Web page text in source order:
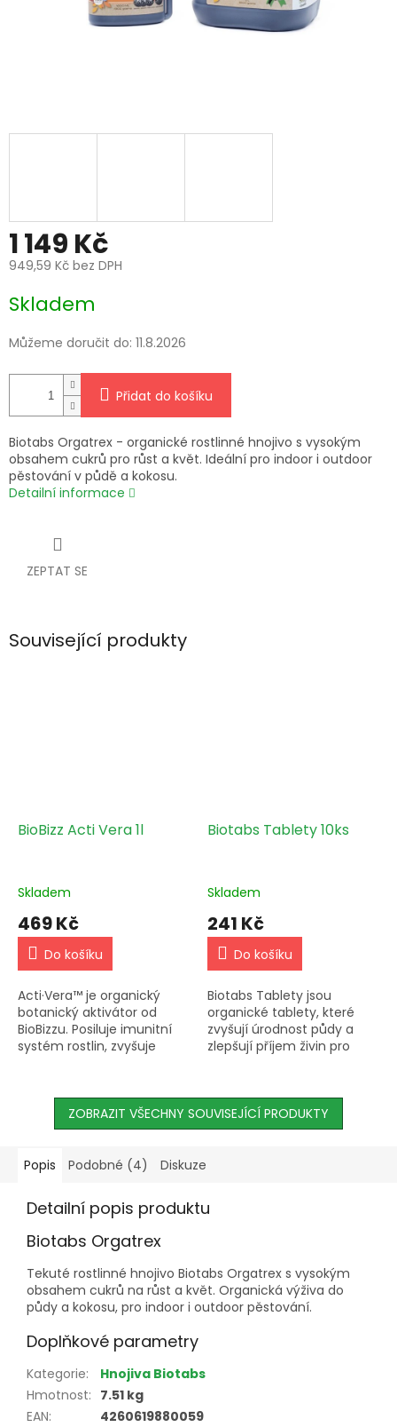
1 149 Kč
949,59 Kč bez DPH
cena:
Skladem
Můžeme doručit do: 11.8.2026
Přidat do košíku
Biotabs Orgatrex - organické rostlinné hnojivo s vysokým
obsahem cukrů pro růst a květ. Ideální pro indoor i outdoor
pěstování v půdě a kokosu.
Detailní informace
ZEPTAT SE
Související produkty
BioBizz Acti Vera 1l
Skladem
469 Kč
Do košíku
Acti·Vera™ je organický
botanický aktivátor od
BioBizzu. Posiluje imunitní
systém rostlin, zvyšuje
kvetení. Používejte 5 ml při
Biotabs Tablety 10ks
Skladem
241 Kč
Do košíku
Biotabs Tablety jsou
organické tablety, které
zvyšují úrodnost půdy a
zlepšují příjem živin pro
ZOBRAZIT VŠECHNY SOUVISEJÍCÍ PRODUKTY
Popis Podobné (4) Diskuze
Detailní popis produktu
Biotabs Orgatrex
Tekuté rostlinné hnojivo Biotabs Orgatrex s vysokým
obsahem cukrů na růst a květ. Organická výživa do
půdy a kokosu, pro indoor i outdoor pěstování.
Doplňkové parametry
Kategorie:
Hnojiva Biotabs
Hmotnost: 7.51 kg
EAN:
4260619880059